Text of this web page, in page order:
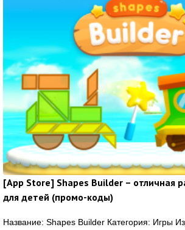
[App Store] Shapes Builder – отличная
для детей (промо-коды)
Название: Shapes Builder Категория: Игры